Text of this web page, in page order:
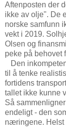
Aftenposten der
ikke av olje". De
norske samfunn
vekt i 2019.
Olsen og
peke på behovet
Den
til å tenke
fortidens
tallet ikke kunne
Så
endeligt - den
næringene. Helst